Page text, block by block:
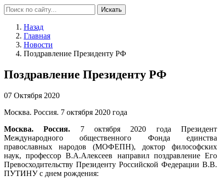
Искать
Назад
Главная
Новости
Поздравление Президенту РФ
Поздравление Президенту РФ
07 Октября 2020
Москва. Россия. 7 октября 2020 года
Москва. Россия. 7 октября 2020 года Президент
Международного общественного Фонда единства
православных народов (МОФЕПН), доктор философских
наук, профессор В.А.Алексеев направил поздравление Его
Превосходительству Президенту Российской Федерации В.В.
ПУТИНУ с днем рождения: